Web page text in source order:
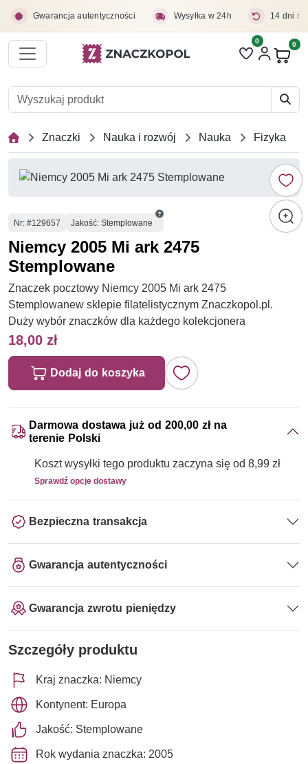
Gwarancja autentyczności Wysyłka w 24h 14 dni
Liczba pozycji
0 0
Znaczki Nauka i rozwój Nauka Fizyka
Numer
Nr: #129657 Jakość: Stemplowane
Niemcy 2005 Mi ark 2475
Stemplowane
Znaczek pocztowy Niemcy 2005 Mi ark 2475
Stemplowanew sklepie filatelistycznym Znaczkopol.pl.
Duży wybór znaczków dla każdego kolekcjonera
18,00 zł
Dodaj do koszyka
Darmowa dostawa już od 200,00 zł na
terenie Polski
Koszt wysyłki tego produktu zaczyna się od 8,99 zł
Sprawdź opcje dostawy
Bezpieczna transakcja
Gwarancja autentyczności
Gwarancja zwrotu pieniędzy
Szczegóły produktu
Kraj znaczka: Niemcy
Kontynent: Europa
Jakość: Stemplowane
Rok wydania znaczka: 2005